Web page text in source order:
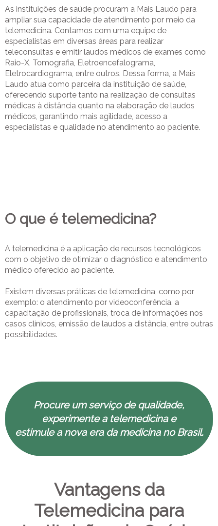
As instituições de saúde procuram a Mais Laudo para
ampliar sua capacidade de atendimento por meio da
telemedicina. Contamos com uma equipe de
especialistas em diversas áreas para realizar
teleconsultas e emitir laudos médicos de exames como
Raio-X, Tomografia, Eletroencefalograma,
Eletrocardiograma, entre outros. Dessa forma, a Mais
Laudo atua como parceira da instituição de saúde,
oferecendo suporte tanto na realização de consultas
médicas à distância quanto na elaboração de laudos
médicos, garantindo mais agilidade, acesso a
especialistas e qualidade no atendimento ao paciente.
O que é telemedicina?
A telemedicina é a aplicação de recursos tecnológicos
com o objetivo de otimizar o diagnóstico e atendimento
médico oferecido ao paciente.
Existem diversas práticas de telemedicina, como por
exemplo: o atendimento por videoconferência, a
capacitação de profissionais, troca de informações nos
casos clínicos, emissão de laudos a distância, entre outras
possibilidades.
Procure um serviço de qualidade,
experimente a telemedicina e
estimule a nova era da medicina no Brasil.
Vantagens da
Telemedicina para